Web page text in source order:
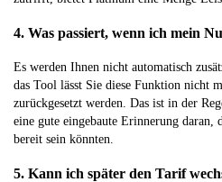
4. Was passiert, wenn ich mein
Es werden Ihnen nicht automatisch
das Tool lässt Sie diese Funktion nicht
zurückgesetzt werden. Das ist in der
eine gute eingebaute Erinnerung daran,
bereit sein könnten.
5. Kann ich später den Tarif